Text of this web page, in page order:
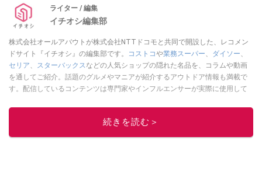
ライター / 編集
イチオシ編集部
株式会社オールアバウトが株式会社NTTドコモと共同で開設した、レコメン
ドサイト『イチオシ』の編集部です。
コストコや業務スーパー ダイソー
セリア
スターバックス などの人気ショップの隠れた名品を、コラムや動画
を通してご紹介。話題のグルメやマニアが紹介するアウトドア情報も満載で
す。配信しているコンテンツは専門家やインフルエンサーが実際に使用して
ニュースでフォロー
続きを読む＞